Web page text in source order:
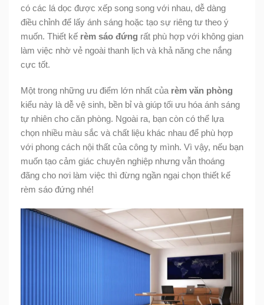
có các lá dọc được xếp song song với nhau, dễ dàng
điều chỉnh để lấy ánh sáng hoặc tạo sự riêng tư theo ý
muốn. Thiết kế rèm sáo đứng rất phù hợp với không gian
làm việc nhờ vẻ ngoài thanh lịch và khả năng che nắng
cực tốt.
Một trong những ưu điểm lớn nhất của rèm văn phòng
kiểu này là dễ vệ sinh, bền bỉ và giúp tối ưu hóa ánh sáng
tự nhiên cho căn phòng. Ngoài ra, bạn còn có thể lựa
chọn nhiều màu sắc và chất liệu khác nhau để phù hợp
với phong cách nội thất của công ty mình. Vì vậy, nếu bạn
muốn tạo cảm giác chuyên nghiệp nhưng vẫn thoáng
đãng cho nơi làm việc thì đừng ngần ngại chọn thiết kế
rèm sáo đứng nhé!